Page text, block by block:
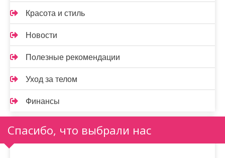
Красота и стиль
Новости
Полезные рекомендации
Уход за телом
Финансы
Спасибо, что выбрали нас